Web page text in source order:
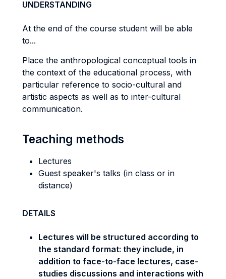
UNDERSTANDING
At the end of the course student will be able
to...
Place the anthropological conceptual tools in
the context of the educational process, with
particular reference to socio-cultural and
artistic aspects as well as to inter-cultural
communication.
Teaching methods
Lectures
Guest speaker's talks (in class or in
distance)
DETAILS
Lectures will be structured according to
the standard format: they include, in
addition to face-to-face lectures, case-
studies discussions and interactions with